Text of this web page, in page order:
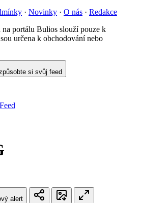
· Novinky · O nás · Redakce
na portálu Bulios slouží pouze k
určena k obchodování nebo
si svůj feed
Feed
alert